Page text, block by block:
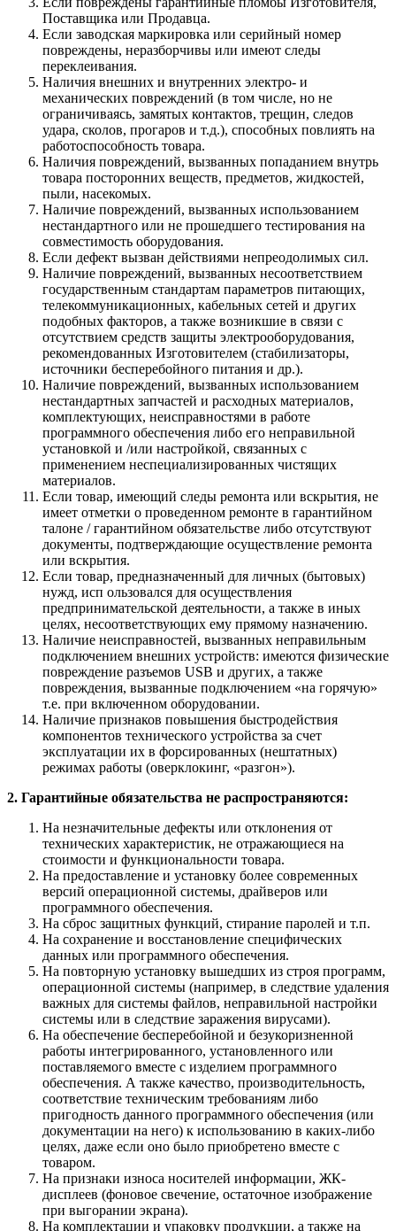
Поставщика или Продавца.
Если заводская маркировка или серийный номер
повреждены, неразборчивы или имеют следы
переклеивания.
Наличия внешних и внутренних электро- и
механических повреждений (в том числе, но не
ограничиваясь, замятых контактов, трещин, следов
удара, сколов, прогаров и т.д.), способных повлиять на
работоспособность товара.
Наличия повреждений, вызванных попаданием внутрь
товара посторонних веществ, предметов, жидкостей,
пыли, насекомых.
Наличие повреждений, вызванных использованием
нестандартного или не прошедшего тестирования на
совместимость оборудования.
Если дефект вызван действиями непреодолимых сил.
Наличие повреждений, вызванных несоответствием
государственным стандартам параметров питающих,
телекоммуникационных, кабельных сетей и других
подобных факторов, а также возникшие в связи с
отсутствием средств защиты электрооборудования,
рекомендованных Изготовителем (стабилизаторы,
источники бесперебойного питания и др.).
Наличие повреждений, вызванных использованием
нестандартных запчастей и расходных материалов,
комплектующих, неисправностями в работе
программного обеспечения либо его неправильной
установкой и /или настройкой, связанных с
применением неспециализированных чистящих
материалов.
Если товар, имеющий следы ремонта или вскрытия, не
имеет отметки о проведенном ремонте в гарантийном
талоне / гарантийном обязательстве либо отсутствуют
документы, подтверждающие осуществление ремонта
или вскрытия.
Если товар, предназначенный для личных (бытовых)
нужд, исп ользовался для осуществления
предпринимательской деятельности, а также в иных
целях, несоответствующих ему прямому назначению.
Наличие неисправностей, вызванных неправильным
подключением внешних устройств: имеются физические
повреждение разъемов USB и других, а также
повреждения, вызванные подключением «на горячую»
т.е. при включенном оборудовании.
Наличие признаков повышения быстродействия
компонентов технического устройства за счет
эксплуатации их в форсированных (нештатных)
режимах работы (оверклокинг, «разгон»).
2. Гарантийные обязательства не распространяются:
На незначительные дефекты или отклонения от
технических характеристик, не отражающиеся на
стоимости и функциональности товара.
На предоставление и установку более современных
версий операционной системы, драйверов или
программного обеспечения.
На сброс защитных функций, стирание паролей и т.п.
На сохранение и восстановление специфических
данных или программного обеспечения.
На повторную установку вышедших из строя программ,
операционной системы (например, в следствие удаления
важных для системы файлов, неправильной настройки
системы или в следствие заражения вирусами).
На обеспечение бесперебойной и безукоризненной
работы интегрированного, установленного или
поставляемого вместе с изделием программного
обеспечения. А также качество, производительность,
соответствие техническим требованиям либо
пригодность данного программного обеспечения (или
документации на него) к использованию в каких-либо
целях, даже если оно было приобретено вместе с
товаром.
На признаки износа носителей информации, ЖК-
дисплеев (фоновое свечение, остаточное изображение
при выгорании экрана).
На комплектации и упаковку продукции, а также на